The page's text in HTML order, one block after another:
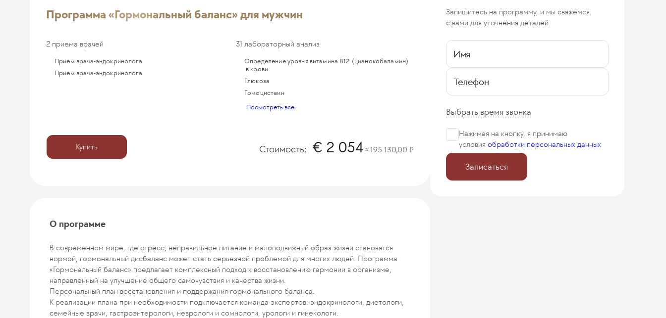
Программа «Гормональный баланс» для мужчин
2 приема врачей
Прием врача-эндокринолога
Прием врача-эндокринолога
31 лабораторный анализ
Определение уровня витамина B12 (цианокобаламин)
в крови
Глюкоза
Гомоцистеин
Посмотреть все
Купить Стоимость: 2 054 ≈ 195 130,00
О программе
В современном мире, где стресс, неправильное питание и малоподвижный образ жизни становятся
нормой, гормональный дисбаланс может стать серьезной проблемой для многих людей. Программа
«Гормональный баланс» предлагает комплексный подход к восстановлению гармонии в организме,
направленный на улучшение общего самочувствия и качества жизни.
Персональный план восстановления и поддержания гормонального баланса.
К реализации плана при необходимости подключается команда экспертов: эндокринологи, диетологи,
семейные врачи, гастроэнтерологи, неврологи и сомнологи, урологи и гинекологи.
Запишитесь на программу, и мы свяжемся
с вами для уточнения деталей
Имя
Телефон
Выбрать время звонка
Нажимая на кнопку, я принимаю
условия обработки персональных данных
Записаться